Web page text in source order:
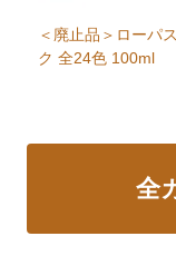
＜廃止品＞ローパ
ク 全24色 100ml
全